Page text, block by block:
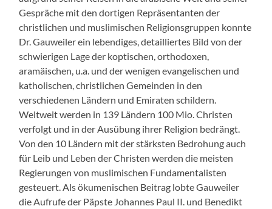
Gespräche mit den dortigen Repräsentanten der
christlichen und muslimischen Religionsgruppen konnte
Dr. Gauweiler ein lebendiges, detailliertes Bild von der
schwierigen Lage der koptischen, orthodoxen,
aramäischen, u.a. und der wenigen evangelischen und
katholischen, christlichen Gemeinden in den
verschiedenen Ländern und Emiraten schildern.
Weltweit werden in 139 Ländern 100 Mio. Christen
verfolgt und in der Ausübung ihrer Religion bedrängt.
Von den 10 Ländern mit der stärksten Bedrohung auch
für Leib und Leben der Christen werden die meisten
Regierungen von muslimischen Fundamentalisten
gesteuert. Als ökumenischen Beitrag lobte Gauweiler
die Aufrufe der Päpste Johannes Paul II. und Benedikt